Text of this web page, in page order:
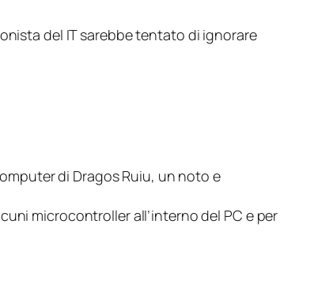
del IT sarebbe tentato di ignorare
di Dragos Ruiu, un noto e
microcontroller all’interno del PC e per